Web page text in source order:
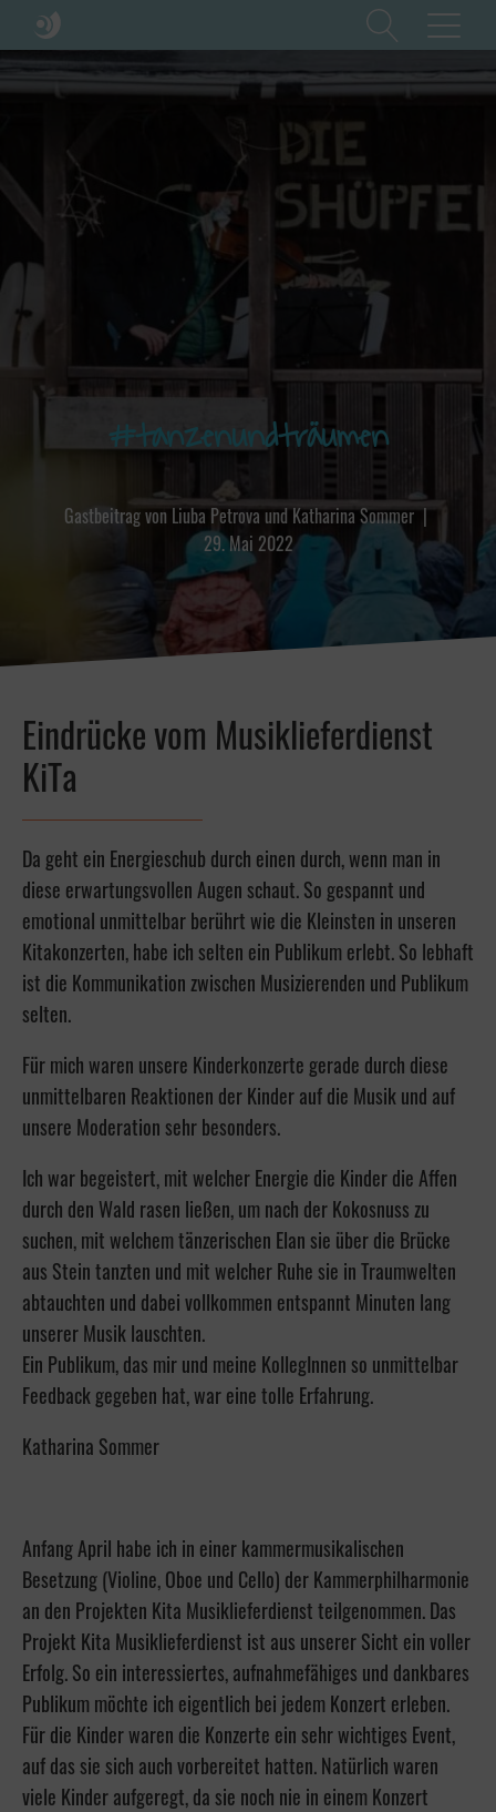
#tanzenundträumen
Gastbeitrag von Liuba Petrova und Katharina Sommer|
29. Mai 2022
Eindrücke vom Musiklieferdienst
KiTa
Da geht ein Energieschub durch einen durch, wenn man in
diese erwartungsvollen Augen schaut. So gespannt und
emotional unmittelbar berührt wie die Kleinsten in unseren
Kitakonzerten, habe ich selten ein Publikum erlebt. So lebhaft
ist die Kommunikation zwischen Musizierenden und Publikum
selten.
Für mich waren unsere Kinderkonzerte gerade durch diese
unmittelbaren Reaktionen der Kinder auf die Musik und auf
unsere Moderation sehr besonders.
Ich war begeistert, mit welcher Energie die Kinder die Affen
durch den Wald rasen ließen, um nach der Kokosnuss zu
suchen, mit welchem tänzerischen Elan sie über die Brücke
aus Stein tanzten und mit welcher Ruhe sie in Traumwelten
abtauchten und dabei vollkommen entspannt Minuten lang
unserer Musik lauschten.
Ein Publikum, das mir und meine KollegInnen so unmittelbar
Feedback gegeben hat, war eine tolle Erfahrung.
Katharina Sommer
Anfang April habe ich in einer kammermusikalischen
Besetzung (Violine, Oboe und Cello) der Kammerphilharmonie
an den Projekten Kita Musiklieferdienst teilgenommen. Das
Projekt Kita Musiklieferdienst ist aus unserer Sicht ein voller
Erfolg. So ein interessiertes, aufnahmefähiges und dankbares
Publikum möchte ich eigentlich bei jedem Konzert erleben.
Für die Kinder waren die Konzerte ein sehr wichtiges Event,
auf das sie sich auch vorbereitet hatten. Natürlich waren
viele Kinder aufgeregt, da sie noch nie in einem Konzert